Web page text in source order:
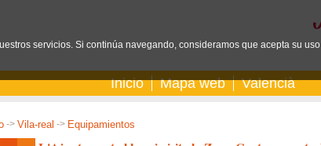
Inicio Mapa web Valencià
-> Vila-real -> Equipamientos
servicios. Si continúa navegando, consideramos que acepta su uso.